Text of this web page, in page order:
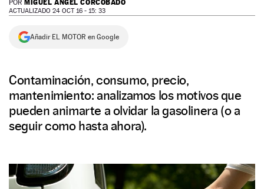
NEWSLETTER
POR MIGUEL ÁNGEL CORCOBADO
ACTUALIZADO 24 OCT 16 - 15: 33
Añadir EL MOTOR en Google
Contaminación, consumo, precio,
mantenimiento: analizamos los motivos que
pueden animarte a olvidar la gasolinera (o a
seguir como hasta ahora).